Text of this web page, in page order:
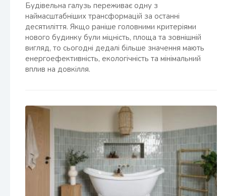
Будівельна галузь переживає одну з
наймасштабніших трансформацій за останні
десятиліття. Якщо раніше головними критеріями
нового будинку були міцність, площа та зовнішній
вигляд, то сьогодні дедалі більше значення мають
енергоефективність, екологічність та мінімальний
вплив на довкілля.